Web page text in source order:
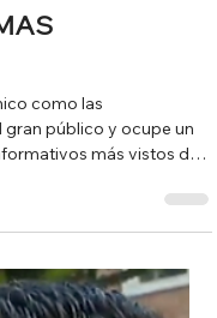
liquidar tus deudas
(ni en Excel sin abrir).